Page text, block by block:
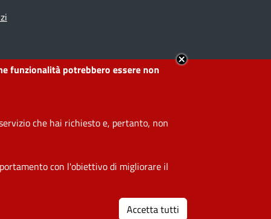
funzionalità potrebbero essere non
che hai richiesto e, pertanto, non
con l'obiettivo di migliorare il
Accetta tutti